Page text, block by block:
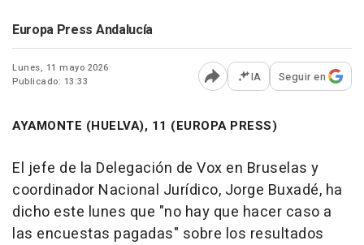
Europa Press Andalucía
Lunes, 11 mayo 2026
Publicado: 13:33
Abrir opciones para
IA Seguir en
AYAMONTE (HUELVA), 11 (EUROPA PRESS)
El jefe de la Delegación de Vox en Bruselas y
coordinador Nacional Jurídico, Jorge Buxadé, ha
dicho este lunes que "no hay que hacer caso a
las encuestas pagadas" sobre los resultados